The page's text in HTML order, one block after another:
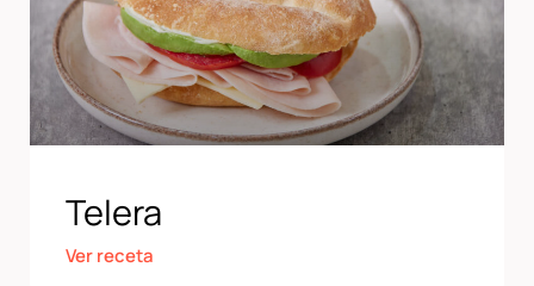
Telera
Ver receta